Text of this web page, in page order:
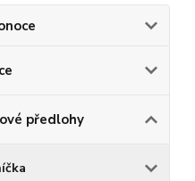
předlohy